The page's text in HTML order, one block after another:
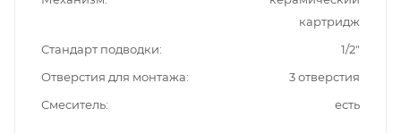
картридж
Стандарт подводки
1/2"
Отверстия для монтажа
3 отверстия
Смеситель
есть